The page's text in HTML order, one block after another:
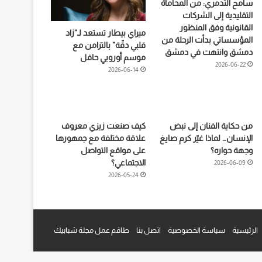
سامح التدمري: من المحاماة
التقليدية إلى الشركات
القانونية وفق المنظور
المؤسساتي بدأت الرحلة من
دمشق وانتهت في دمشق
2026-06-22
ميراي بيطار تستعد لـ”زاد
قلبي دقّة” بالتزامن مع
موسم أوروبي حافل
2026-06-14
من حكاية الفنان إلى نبض
الإنسان… لماذا غيّر كرم صايغ
وجهة حواره؟
2026-06-09
كيف صنعت زيزي معروف
علاقة مختلفة مع جمهورها
على مواقع التواصل
الاجتماعي؟
2026-05-24
الرئيسية سياسة الخصوصية اتصل بنا طاقم عمل مجلة شبابيك